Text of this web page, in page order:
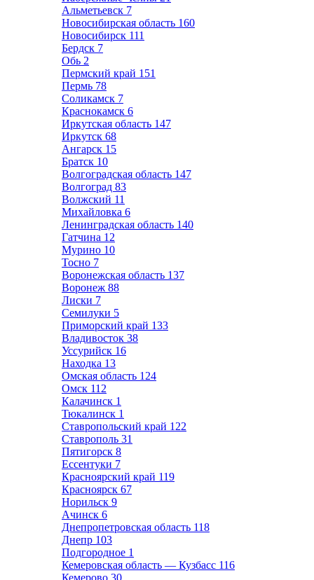
Альметьевск 7
Новосибирская область 160
Новосибирск 111
Бердск 7
Обь 2
Пермский край 151
Пермь 78
Соликамск 7
Краснокамск 6
Иркутская область 147
Иркутск 68
Ангарск 15
Братск 10
Волгоградская область 147
Волгоград 83
Волжский 11
Михайловка 6
Ленинградская область 140
Гатчина 12
Мурино 10
Тосно 7
Воронежская область 137
Воронеж 88
Лиски 7
Семилуки 5
Приморский край 133
Владивосток 38
Уссурийск 16
Находка 13
Омская область 124
Омск 112
Калачинск 1
Тюкалинск 1
Ставропольский край 122
Ставрополь 31
Пятигорск 8
Ессентуки 7
Красноярский край 119
Красноярск 67
Норильск 9
Ачинск 6
Днепропетровская область 118
Днепр 103
Подгородное 1
Кемеровская область — Кузбасс 116
Кемерово 30